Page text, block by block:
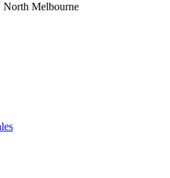
North Melbourne